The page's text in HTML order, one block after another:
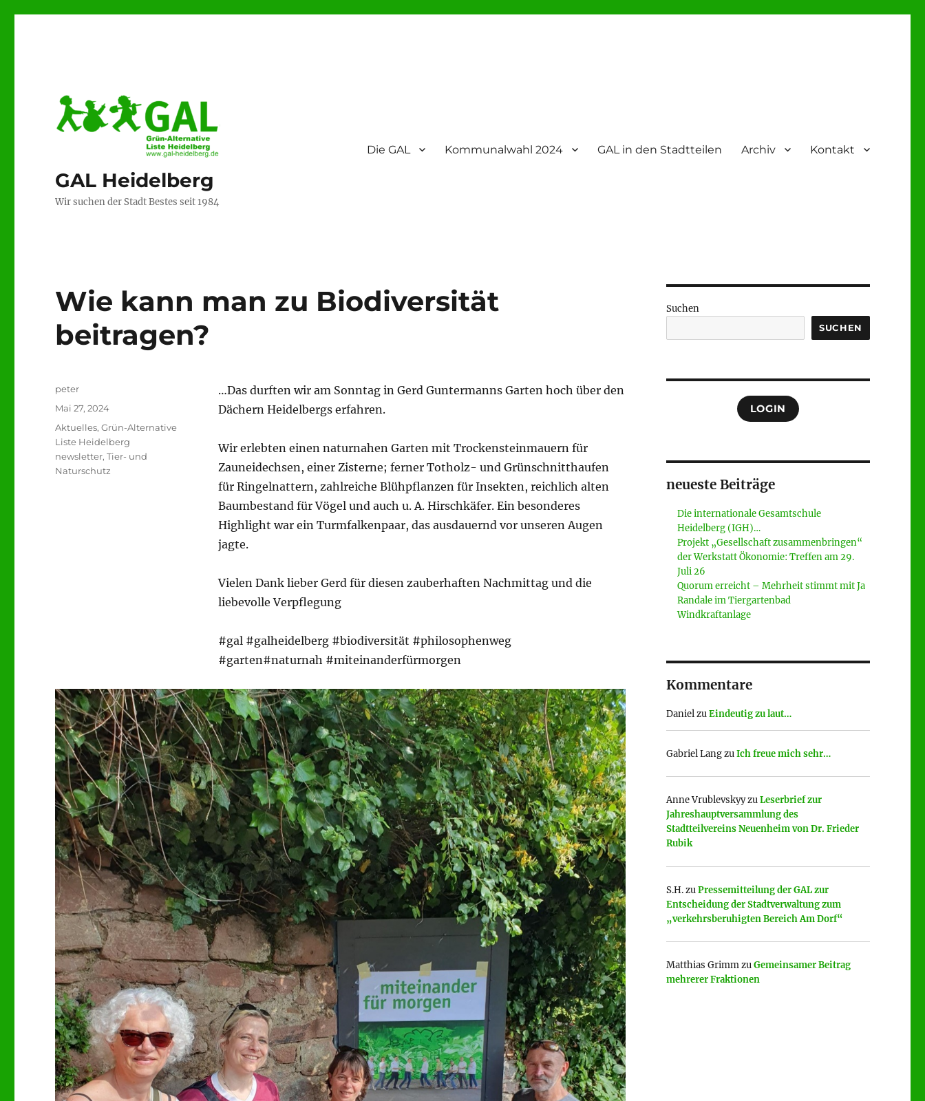
GAL Heidelberg
Wir suchen der Stadt Bestes seit 1984
Die GAL Kommunalwahl 2024 GAL in den Stadtteilen Archiv Kontakt
Wie kann man zu Biodiversität
beitragen?
…Das durften wir am Sonntag in Gerd Guntermanns Garten hoch über den
Dächern Heidelbergs erfahren.
Wir erlebten einen naturnahen Garten mit Trockensteinmauern für
Zauneidechsen, einer Zisterne; ferner Totholz- und Grünschnitthaufen
für Ringelnattern, zahlreiche Blühpflanzen für Insekten, reichlich alten
Baumbestand für Vögel und auch u. A. Hirschkäfer. Ein besonderes
Highlight war ein Turmfalkenpaar, das ausdauernd vor unseren Augen
jagte.
Vielen Dank lieber Gerd für diesen zauberhaften Nachmittag und die
liebevolle Verpflegung
#gal #galheidelberg #biodiversität #philosophenweg
#garten#naturnah #miteinanderfürmorgen
Autor
peter
Veröffentlicht
am
Mai 27, 2024
Kategorien
Aktuelles,Grün-Alternative
Liste Heidelberg
newsletter,Tier- und
Naturschutz
Suchen
SUCHEN
LOGIN
neueste Beiträge
Die internationale Gesamtschule
Heidelberg (IGH)…
Projekt „Gesellschaft zusammenbringen“
der Werkstatt Ökonomie: Treffen am 29.
Juli 26
Quorum erreicht – Mehrheit stimmt mit Ja
Randale im Tiergartenbad
Windkraftanlage
Kommentare
DanielzuEindeutig zu laut…
Gabriel LangzuIch freue mich sehr…
Anne VrublevskyyzuLeserbrief zur
Jahreshauptversammlung des
Stadtteilvereins Neuenheim von Dr. Frieder
Rubik
S.H.zuPressemitteilung der GAL zur
Entscheidung der Stadtverwaltung zum
„verkehrsberuhigten Bereich Am Dorf“
Matthias GrimmzuGemeinsamer Beitrag
mehrerer Fraktionen